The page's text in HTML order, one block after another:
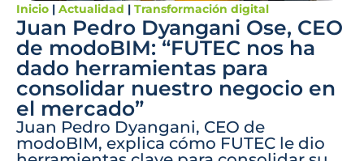
Inicio | Actualidad | Transformación digital
Juan Pedro Dyangani Ose, CEO
de modoBIM: “FUTEC nos ha
dado herramientas para
consolidar nuestro negocio en
el mercado”
Juan Pedro Dyangani, CEO de
modoBIM, explica cómo FUTEC le dio